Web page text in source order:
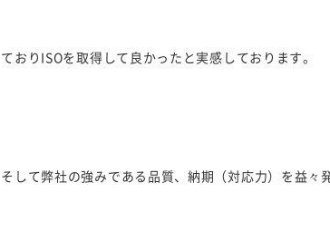
ておりISOを取得して良かったと実感しております。
そして弊社の強みである品質、納期（対応力）を益々